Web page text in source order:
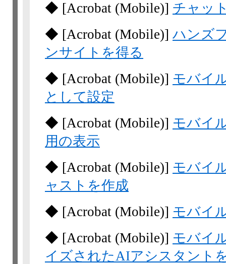
◆ [Acrobat (Mobile)] チャッ
◆ [Acrobat (Mobile)] ハンズ
ンサイトを得る
◆ [Acrobat (Mobile)] モバイ
として設定
◆ [Acrobat (Mobile)] モバイ
用の表示
◆ [Acrobat (Mobile)] モバイ
ャストを作成
◆ [Acrobat (Mobile)] モバイ
◆ [Acrobat (Mobile)] モバイ
イズされたAIアシスタント